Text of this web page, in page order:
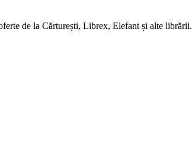
de la Cărturești, Librex, Elefant și alte librării.